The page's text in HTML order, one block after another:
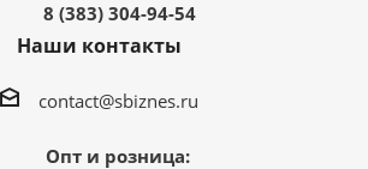
8 (383) 304-94-54
Наши контакты
contact@sbiznes.ru
Опт и розница: